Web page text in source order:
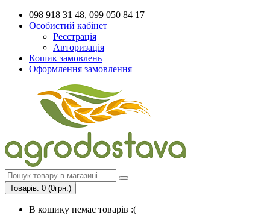
098 918 31 48, 099 050 84 17
Особистий кабінет
Реєстрація
Авторизація
Кошик замовлень
Оформлення замовлення
Товарів: 0 (0грн.)
В кошику немає товарів :(